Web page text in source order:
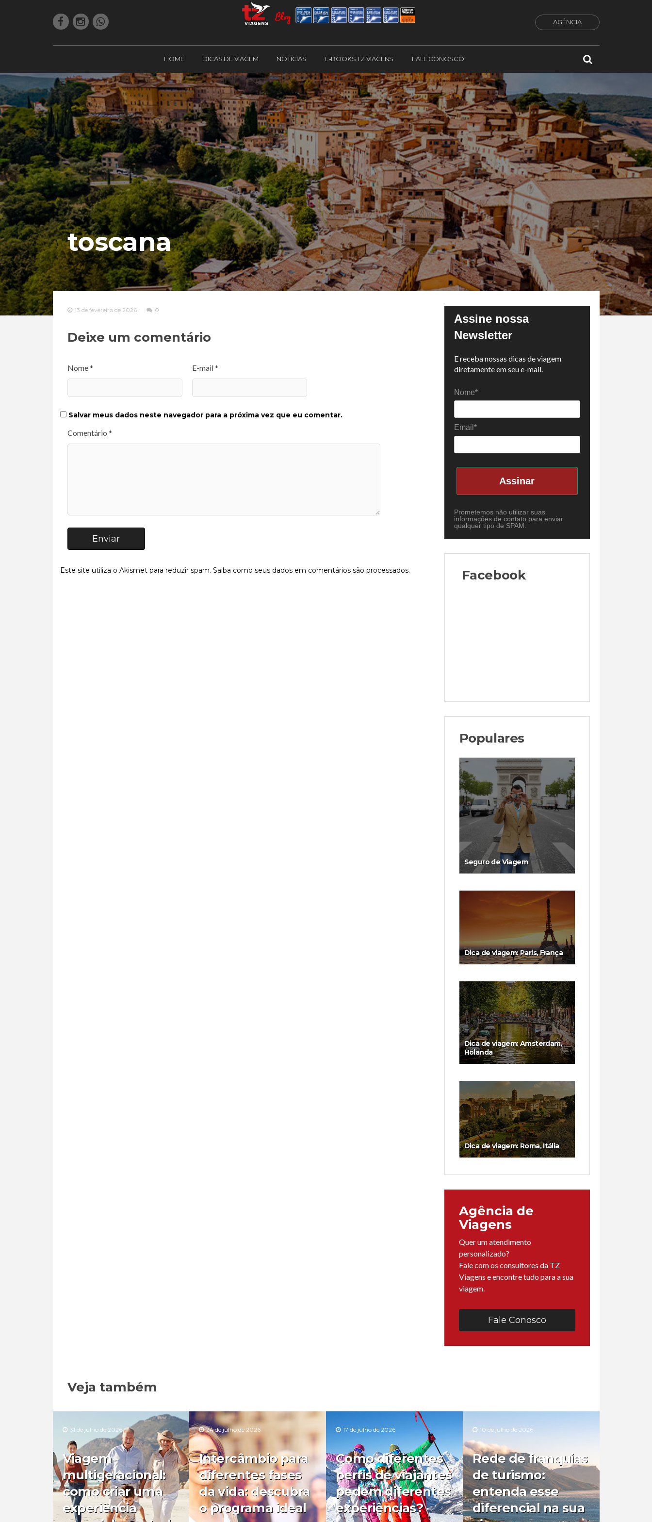
AGÊNCIA
HOME DICAS DE VIAGEM NOTÍCIAS E-BOOKS TZ VIAGENS FALE CONOSCO
toscana
13 de fevereiro de 2026 0
Deixe um comentário
Nome * E-mail *
Salvar meus dados neste navegador para a próxima vez que eu comentar.
Comentário *
Enviar
Este site utiliza o Akismet para reduzir spam. Saiba como seus dados em comentários são processados.
Assine nossa
Newsletter
E receba nossas dicas de viagem
diretamente em seu e-mail.
Nome*
Email*
Assinar
Prometemos não utilizar suas
informações de contato para enviar
qualquer tipo de SPAM.
Facebook
Populares
Seguro de Viagem
Dica de viagem: Paris, França
Dica de viagem: Amsterdam,
Holanda
Dica de viagem: Roma, Itália
Agência de
Viagens
Quer um atendimento
personalizado?
Fale com os consultores da TZ
Viagens e encontre tudo para a sua
viagem.
Fale Conosco
Veja também
31 de julho de 2026
Viagem
multigeracional:
como criar uma
experiência
24 de julho de 2026
Intercâmbio para
diferentes fases
da vida: descubra
o programa ideal
17 de julho de 2026
Como diferentes
perfis de viajantes
pedem diferentes
experiências?
10 de julho de 2026
Rede de franquias
de turismo:
entenda esse
diferencial na sua